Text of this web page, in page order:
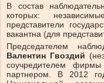
В состав
которых:
представители
вакантна (для
Председателем
Валентин Гвоздий
соучредителем
партнером. В 2012